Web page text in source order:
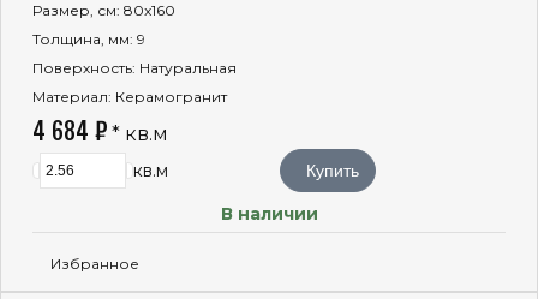
Размер, см: 80x160
Толщина, мм: 9
Поверхность: Натуральная
Материал: Керамогранит
4 684 ₽ * кв.м
кв.м Купить
В наличии
Избранное